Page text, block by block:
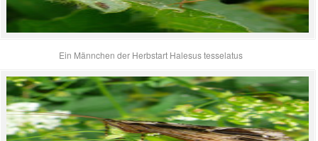
Ein Männchen der Herbstart Halesus tesselatus